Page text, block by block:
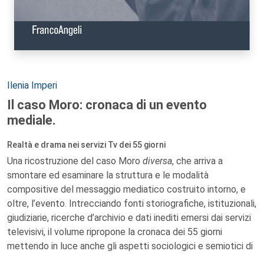
Autori:
Ilenia Imperi
Il caso Moro: cronaca di un evento
mediale.
Realtà e drama nei servizi Tv dei 55 giorni
Una ricostruzione del caso Moro diversa, che arriva a
smontare ed esaminare la struttura e le modalità
compositive del messaggio mediatico costruito intorno, e
oltre, l’evento. Intrecciando fonti storiografiche, istituzionali,
giudiziarie, ricerche d’archivio e dati inediti emersi dai servizi
televisivi, il volume ripropone la cronaca dei 55 giorni
mettendo in luce anche gli aspetti sociologici e semiotici di